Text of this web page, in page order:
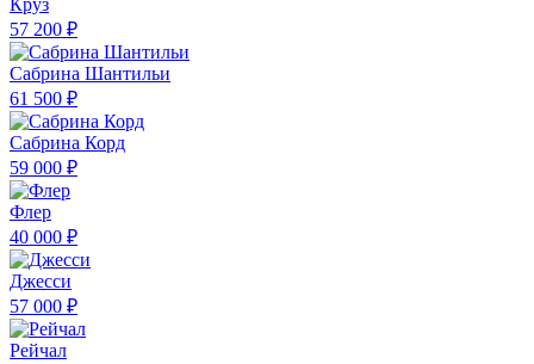
57 200 ₽
Сабрина Шантильи
61 500 ₽
Сабрина Корд
59 000 ₽
Флер
40 000 ₽
Джесси
57 000 ₽
Рейчал